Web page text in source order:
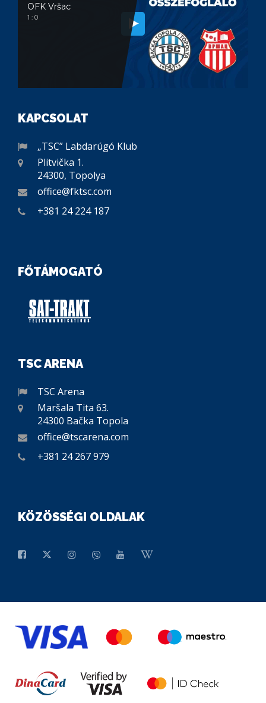
OFK Vršac
1 : 0
KAPCSOLAT
„TSC” Labdarúgó Klub
Plitvička 1.
24300, Topolya
office@fktsc.com
+381 24 224 187
FŐTÁMOGATÓ
TSC ARENA
TSC Arena
Maršala Tita 63.
24300 Bačka Topola
office@tscarena.com
+381 24 267 979
KÖZÖSSÉGI OLDALAK